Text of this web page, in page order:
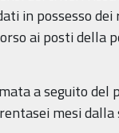
in possesso
ai posti della
a seguito del
mesi dalla